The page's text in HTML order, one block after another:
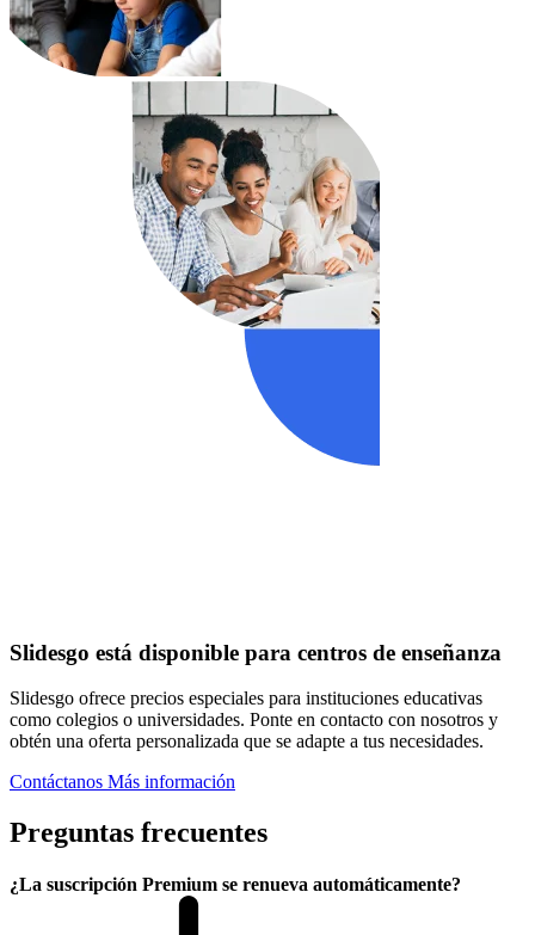
Slidesgo está disponible para centros de enseñanza
Slidesgo ofrece precios especiales para instituciones educativas
como colegios o universidades. Ponte en contacto con nosotros y
obtén una oferta personalizada que se adapte a tus necesidades.
Contáctanos Más información
Preguntas frecuentes
¿La suscripción Premium se renueva automáticamente?